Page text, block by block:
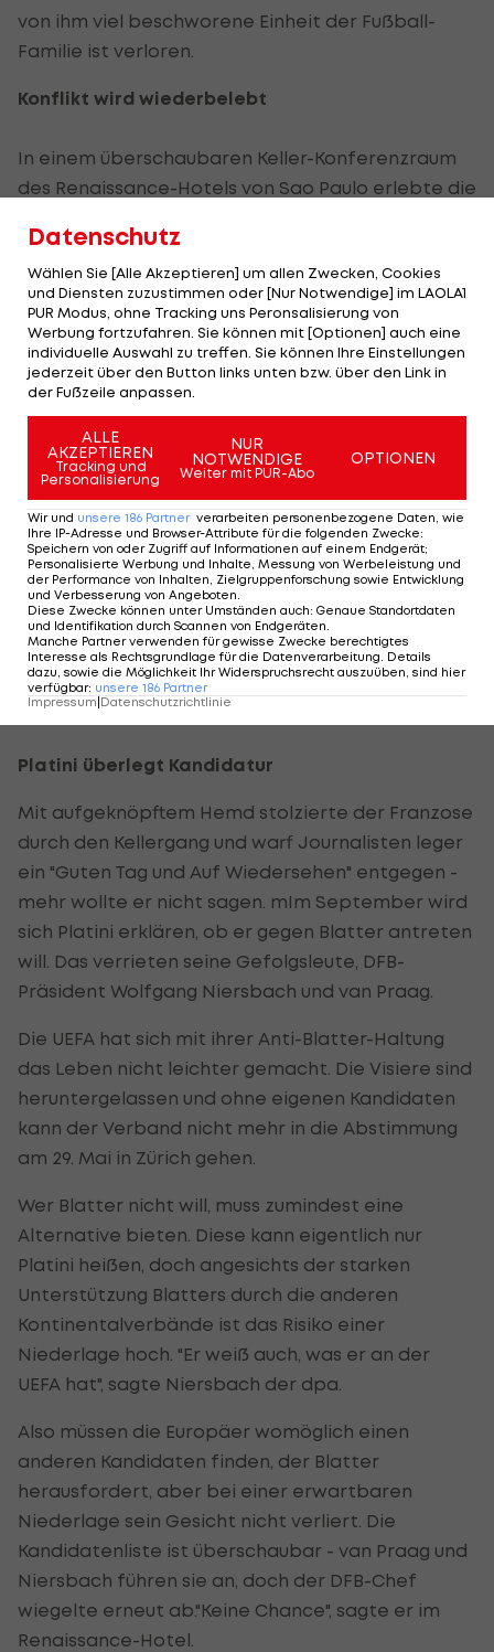
von ihm viel beschworene Einheit der Fußball-
Familie ist verloren.
Konflikt wird wiederbelebt
In einem überschaubaren Keller-Konferenzraum
des Renaissance-Hotels von Sao Paulo erlebte die
Jahrtausendwende.
1998 und 2002 hatte Blatter heftige Wahlkämpfe
gegen den damaligen UEFA-Chef Johansson und
den von Europa unterstützten Afrika-Boss Issa
Hayatou gewonnen.
Von einem FIFA-Frieden zur WM-Zeit konnte auch
damals keine Rede sein. Als Lehre daraus wurden
die Wahlkongresse extra um ein Jahr verlegt, um
die unmittelbaren Turnier-Vorbereitungen nie
mehr zu stören.
Nun ist in Sao Paulo mit dem Kampf der
Fraktionen vieles wie damals, nur dass die Wahl
erst in gut elf Monaten terminiert ist - und Blatter
nicht mehr wie 1998 Platini als Mitstreiter an
Platini überlegt Kandidatur
Mit aufgeknöpftem Hemd stolzierte der Franzose
durch den Kellergang und warf Journalisten leger
ein "Guten Tag und Auf Wiedersehen" entgegen -
mehr wollte er nicht sagen. mIm September wird
sich Platini erklären, ob er gegen Blatter antreten
will. Das verrieten seine Gefolgsleute, DFB-
Präsident Wolfgang Niersbach und van Praag.
Die UEFA hat sich mit ihrer Anti-Blatter-Haltung
das Leben nicht leichter gemacht. Die Visiere sind
heruntergelassen und ohne eigenen Kandidaten
kann der Verband nicht mehr in die Abstimmung
am 29. Mai in Zürich gehen.
Wer Blatter nicht will, muss zumindest eine
Alternative bieten. Diese kann eigentlich nur
Platini heißen, doch angesichts der starken
Unterstützung Blatters durch die anderen
Kontinentalverbände ist das Risiko einer
Niederlage hoch. "Er weiß auch, was er an der
UEFA hat", sagte Niersbach der dpa.
Also müssen die Europäer womöglich einen
anderen Kandidaten finden, der Blatter
herausfordert, aber bei einer erwartbaren
Niederlage sein Gesicht nicht verliert. Die
Kandidatenliste ist überschaubar - van Praag und
Niersbach führen sie an, doch der DFB-Chef
wiegelte erneut ab."Keine Chance", sagte er im
Renaissance-Hotel.
Datenschutz
Wählen Sie [Alle Akzeptieren] um allen Zwecken, Cookies
und Diensten zuzustimmen oder [Nur Notwendige] im LAOLA1
PUR Modus, ohne Tracking uns Peronsalisierung von
Werbung fortzufahren. Sie können mit [Optionen] auch eine
individuelle Auswahl zu treffen. Sie können Ihre Einstellungen
jederzeit über den Button links unten bzw. über den Link in
der Fußzeile anpassen.
ALLE
AKZEPTIEREN
Tracking und
Personalisierung
NUR
NOTWENDIGE
Weiter mit PUR-Abo
OPTIONEN
Wir und unsere 186 Partner verarbeiten personenbezogene Daten, wie
Ihre IP-Adresse und Browser-Attribute für die folgenden Zwecke:
Speichern von oder Zugriff auf Informationen auf einem Endgerät;
Personalisierte Werbung und Inhalte, Messung von Werbeleistung und
der Performance von Inhalten, Zielgruppenforschung sowie Entwicklung
und Verbesserung von Angeboten.
Diese Zwecke können unter Umständen auch: Genaue Standortdaten
und Identifikation durch Scannen von Endgeräten.
Manche Partner verwenden für gewisse Zwecke berechtigtes
Interesse als Rechtsgrundlage für die Datenverarbeitung. Details
dazu, sowie die Möglichkeit Ihr Widerspruchsrecht auszuüben, sind hier
verfügbar: unsere 186 Partner
Impressum Datenschutzrichtlinie